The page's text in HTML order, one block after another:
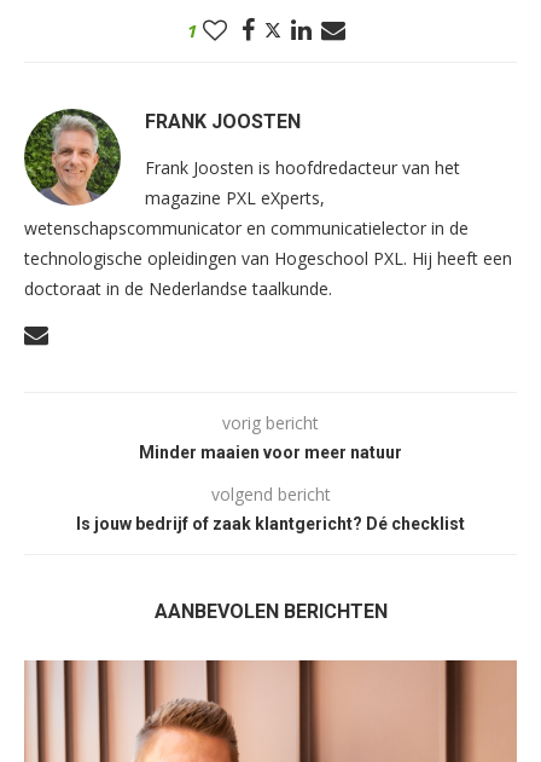
1
FRANK JOOSTEN
Frank Joosten is hoofdredacteur van het
magazine PXL eXperts,
wetenschapscommunicator en communicatielector in de
technologische opleidingen van Hogeschool PXL. Hij heeft een
doctoraat in de Nederlandse taalkunde.
vorig bericht
Minder maaien voor meer natuur
volgend bericht
Is jouw bedrijf of zaak klantgericht? Dé checklist
AANBEVOLEN BERICHTEN